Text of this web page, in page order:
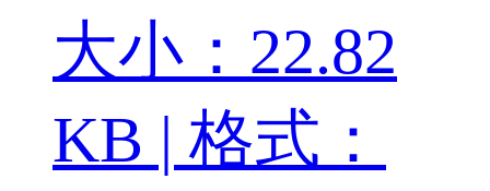
大小：22.82
KB | 格式：